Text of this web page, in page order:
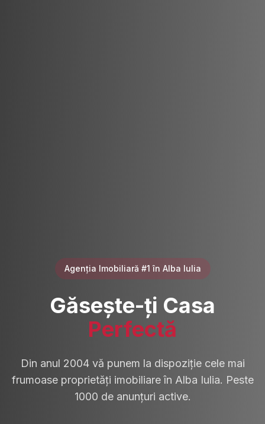
Agenția Imobiliară #1 în Alba Iulia
Găsește-ți Casa
Perfectă
Din anul 2004 vă punem la dispoziție cele mai
frumoase proprietăți imobiliare în Alba Iulia. Peste
1000 de anunțuri active.